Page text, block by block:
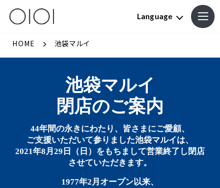
Language
HOME 池袋マルイ
池袋マルイ
閉店のご案内
44年間の永きにわたり、皆さまにご愛顧、
ご支援いただいて参りました池袋マルイは、
2021年8月29日（日）をもちまして営業終了し閉店
させていただきます。
1977年2月オープン以来、